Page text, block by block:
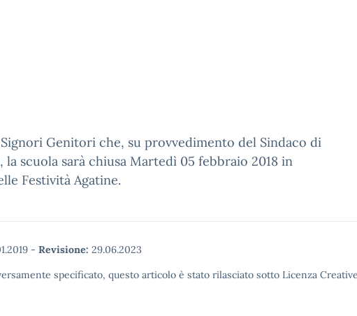
Signori Genitori che, su provvedimento del Sindaco di
la scuola sarà chiusa Martedì 05 febbraio 2018 in
Festività Agatine.
- Revisione: 29.06.2023
specificato, questo articolo è stato rilasciato sotto Licenza